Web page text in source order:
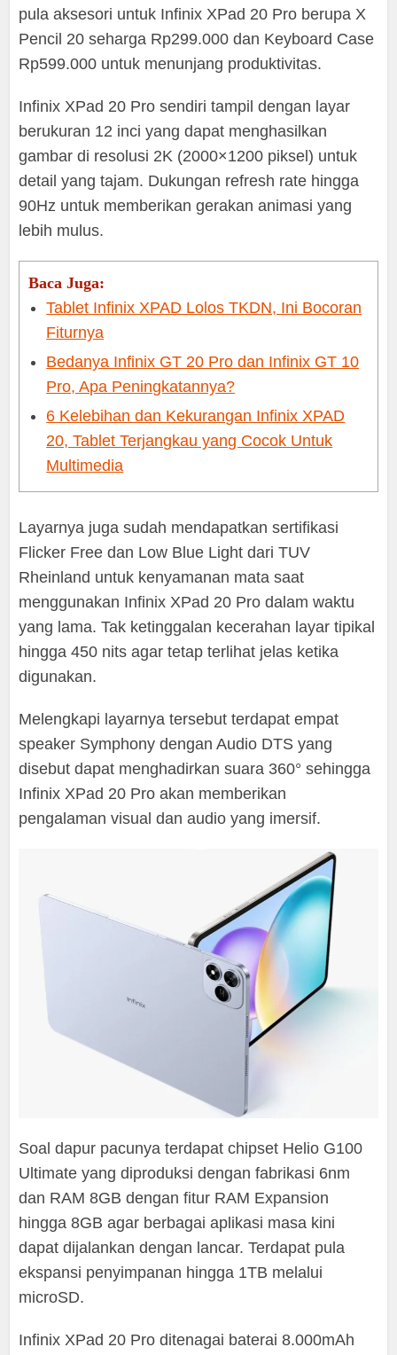
pula aksesori untuk Infinix XPad 20 Pro berupa X
Pencil 20 seharga Rp299.000 dan Keyboard Case
Rp599.000 untuk menunjang produktivitas.
Infinix XPad 20 Pro sendiri tampil dengan layar
berukuran 12 inci yang dapat menghasilkan
gambar di resolusi 2K (2000×1200 piksel) untuk
detail yang tajam. Dukungan refresh rate hingga
90Hz untuk memberikan gerakan animasi yang
lebih mulus.
Baca Juga:
Tablet Infinix XPAD Lolos TKDN, Ini Bocoran
Fiturnya
Bedanya Infinix GT 20 Pro dan Infinix GT 10
Pro, Apa Peningkatannya?
6 Kelebihan dan Kekurangan Infinix XPAD
20, Tablet Terjangkau yang Cocok Untuk
Multimedia
Layarnya juga sudah mendapatkan sertifikasi
Flicker Free dan Low Blue Light dari TUV
Rheinland untuk kenyamanan mata saat
menggunakan Infinix XPad 20 Pro dalam waktu
yang lama. Tak ketinggalan kecerahan layar tipikal
hingga 450 nits agar tetap terlihat jelas ketika
digunakan.
Melengkapi layarnya tersebut terdapat empat
speaker Symphony dengan Audio DTS yang
disebut dapat menghadirkan suara 360° sehingga
Infinix XPad 20 Pro akan memberikan
pengalaman visual dan audio yang imersif.
Soal dapur pacunya terdapat chipset Helio G100
Ultimate yang diproduksi dengan fabrikasi 6nm
dan RAM 8GB dengan fitur RAM Expansion
hingga 8GB agar berbagai aplikasi masa kini
dapat dijalankan dengan lancar. Terdapat pula
ekspansi penyimpanan hingga 1TB melalui
microSD.
Infinix XPad 20 Pro ditenagai baterai 8.000mAh